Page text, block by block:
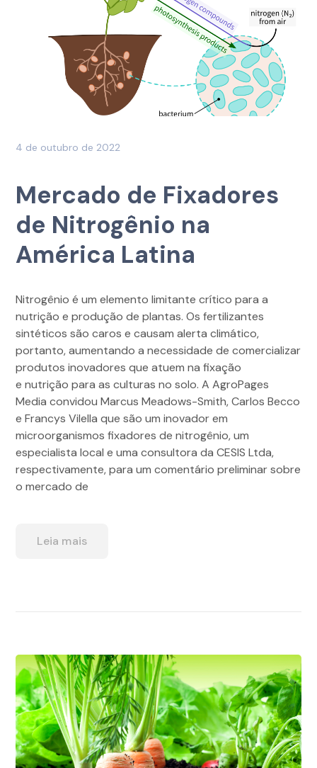
4 de outubro de 2022
Mercado de Fixadores
de Nitrogênio na
América Latina
Nitrogênio é um elemento limitante crítico para a
nutrição e produção de plantas. Os fertilizantes
sintéticos são caros e causam alerta climático,
portanto, aumentando a necessidade de comercializar
produtos inovadores que atuem na fixação
e nutrição para as culturas no solo. A AgroPages
Media convidou Marcus Meadows-Smith, Carlos Becco
e Francys Vilella que são um inovador em
microorganismos fixadores de nitrogênio, um
especialista local e uma consultora da CESIS Ltda,
respectivamente, para um comentário preliminar sobre
o mercado de
Leia mais